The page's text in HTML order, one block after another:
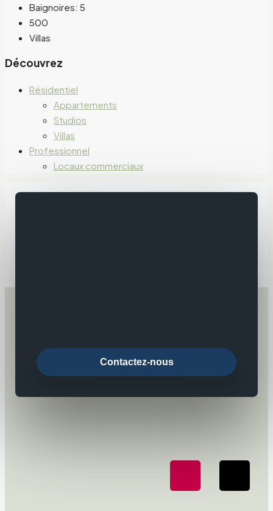
Baignoires: 5
500
Villas
Découvrez
Résidentiel
Appartements
Studios
Villas
Professionnel
Locaux commerciaux
Contactez-nous